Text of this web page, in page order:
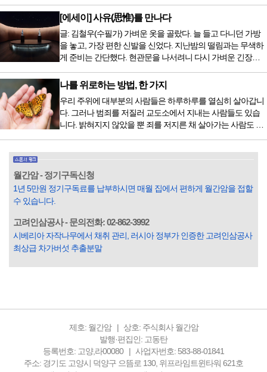
는 없지만 치료...
저녁을 습관적으로 음식을 섭취한다. 게다가 밤늦은 시간까지
음식을 먹거나, 아침에 식욕이 없는데도 ‘아침을 먹어야 하루
가 활기차다’라는 이야기에 사로잡혀 억지로 먹는 경우가 많
다. 식욕이 없다는 느낌은 본능이 보내는 신호다. 즉 먹어도 소
화할 힘이 없다거나 더 이상 먹으면 혈액 안에 잉여물...
[에세이] 사유(思惟)를 만나다
글: 김철우(수필가) 가벼운 옷을 골랐다. 늘 들고 다니던 가방
을 놓고, 가장 편한 신발을 신었다. 지난밤의 떨림과는 무색하
게 준비는 간단했다. 현관문을 나서려니 다시 가벼운 긴장감
막이 열리기 전. 그 특유의 무대 냄새를 맡았을 때의 긴장감 같
은 것이었다. 두 금동 미륵 반가사유상을 만나러 가는 길은 그
렇게 시작됐다. 두 반가사유상을 알게 된 것은 몇 해 전이었다.
잡지의 발행인으로 독자에게 선보일 좋은 콘텐츠를 고민하던
중 우리 문화재를 하나씩 소개하고자...
나를 위로하는 방법, 한 가지
우리 주위에 대부분의 사람들은 하루하루를 열심히 살아갑니
다. 그러나 범죄를 저질러 교도소에서 지내는 사람들도 있습
니다. 밝혀지지 않았을 뿐 죄를 저지른 채 살아가는 사람도 있
입힌다는 것입니다. 미꾸라지 한 마리가 시냇물을 흐린다는
옛말이 그저 허투루 생기지는 않은 듯합니다. 대부분의 사람
들은 열심히 살아갑니다. 그렇다고 97%의 사람들이 모두 착
월간암 - 정기구독신청
1년 5만원 정기구독료를 납부하시면 매월 집에서 편하게 월간암을 접할
수 있습니다.
고려인삼공사 - 문의전화: 02-862-3992
시베리아 자작나무에서 채취 관리, 러시아 정부가 인증한 고려인삼공사
최상급 차가버섯 추출분말
제호: 월간암
상호: 주식회사 월간암
발행·편집인: 고동탄
등록번호: 고양,라00080
사업자번호: 583-88-01841
주소: 경기도 고양시 덕양구 으뜸로 130, 위프라임트윈타워 621호